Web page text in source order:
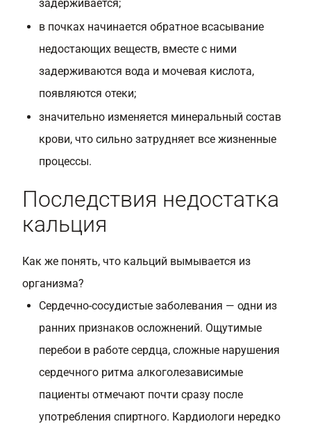
задерживается;
в почках начинается обратное всасывание
недостающих веществ, вместе с ними
задерживаются вода и мочевая кислота,
появляются отеки;
значительно изменяется минеральный состав
крови, что сильно затрудняет все жизненные
процессы.
Последствия недостатка
кальция
Как же понять, что кальций вымывается из
организма?
Сердечно-сосудистые заболевания — одни из
ранних признаков осложнений. Ощутимые
перебои в работе сердца, сложные нарушения
сердечного ритма алкоголезависимые
пациенты отмечают почти сразу после
употребления спиртного. Кардиологи нередко